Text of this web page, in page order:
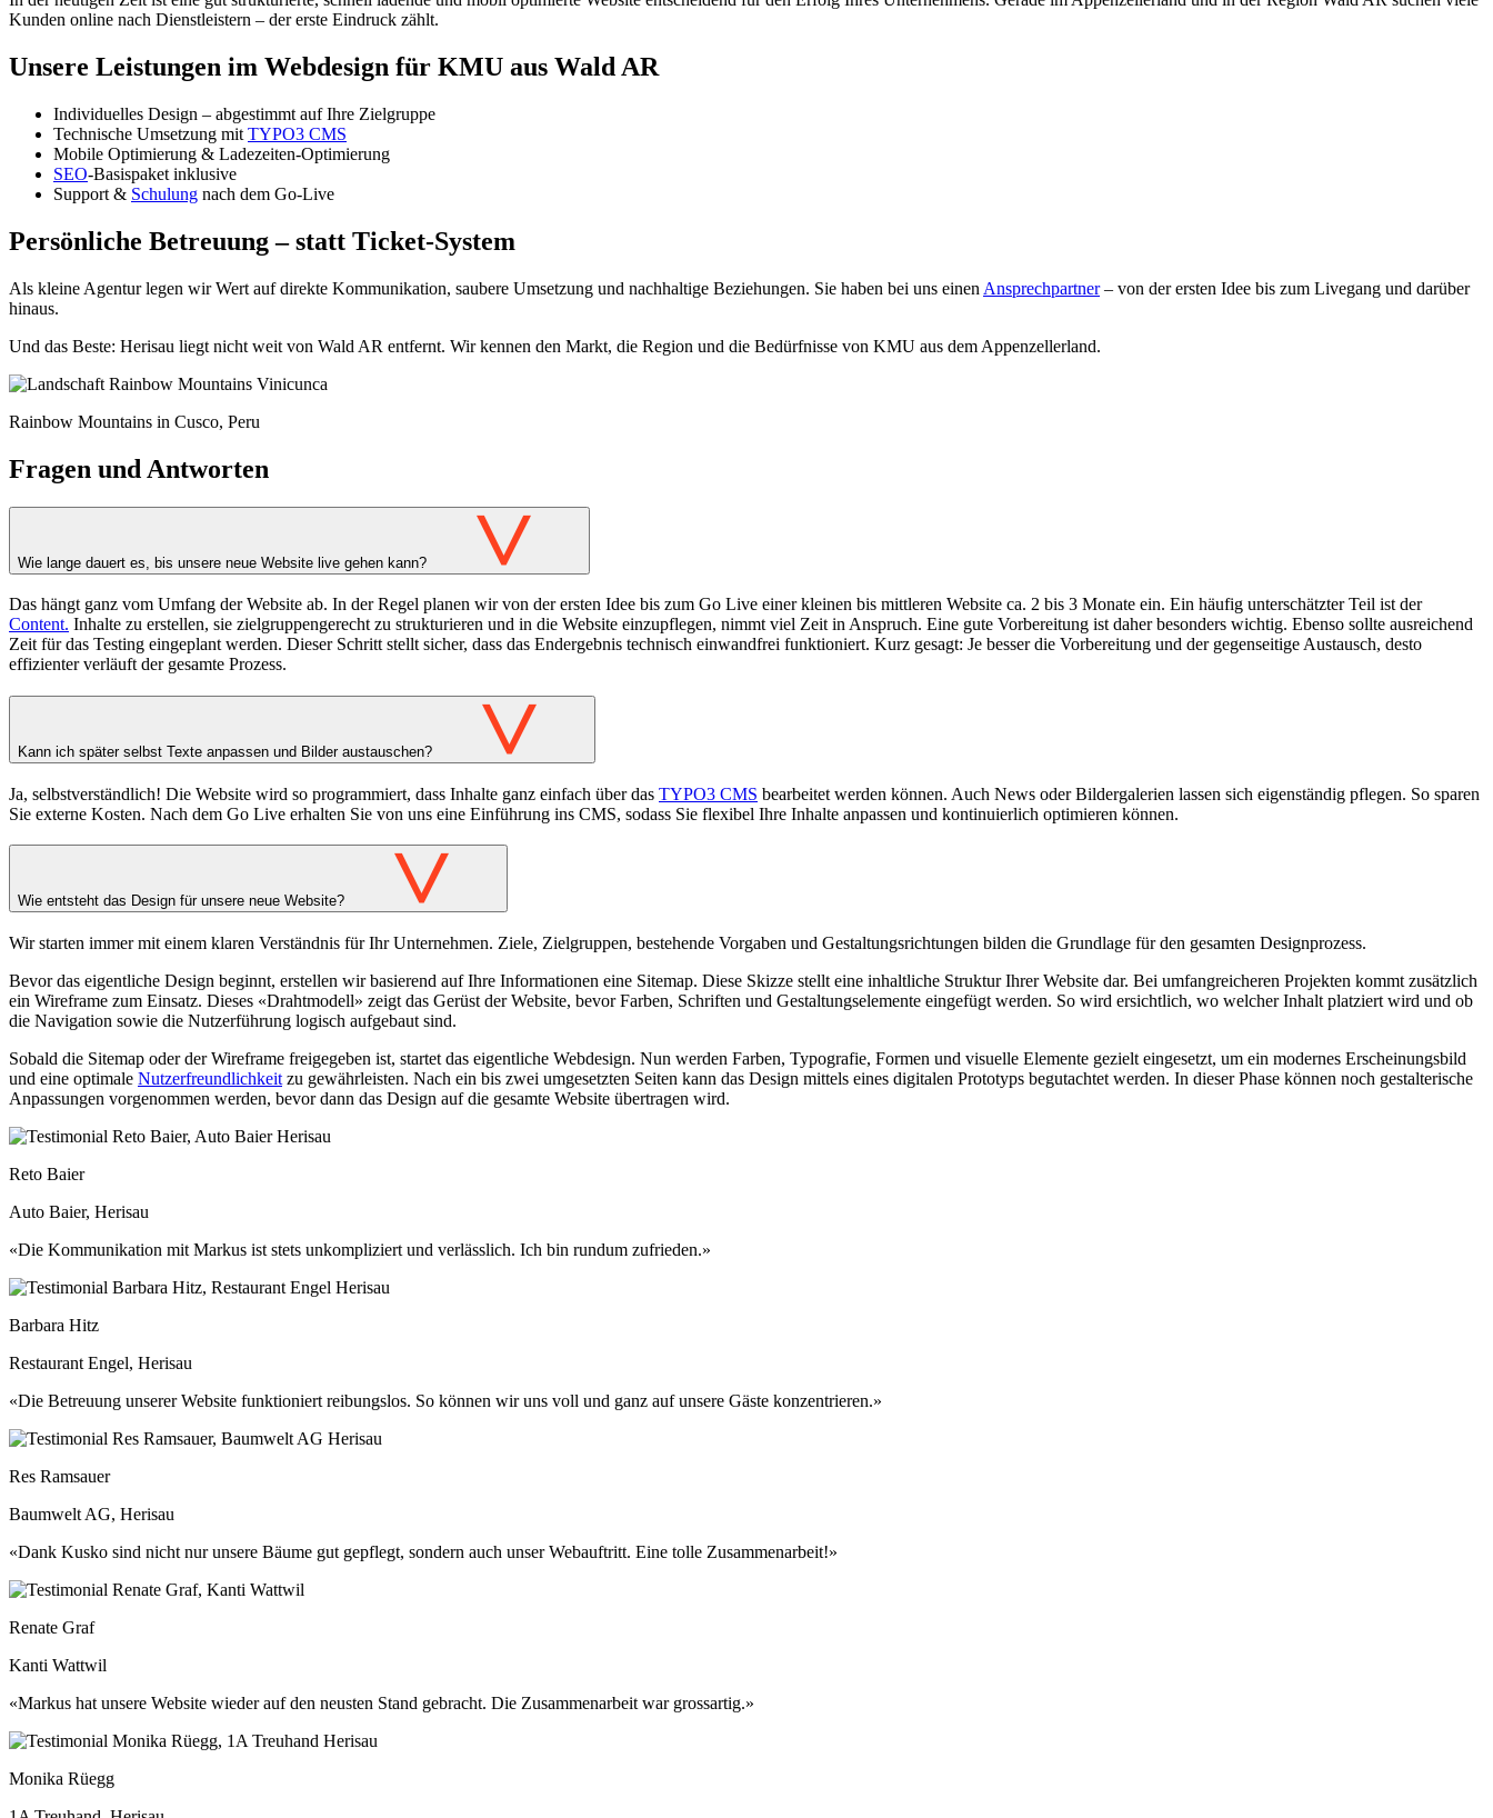
Kunden online nach Dienstleistern – der erste Eindruck zählt.
Unsere Leistungen im Webdesign für KMU aus Wald AR
Individuelles Design – abgestimmt auf Ihre Zielgruppe
Technische Umsetzung mit TYPO3 CMS
Mobile Optimierung & Ladezeiten-Optimierung
SEO-Basispaket inklusive
Support & Schulung nach dem Go-Live
Persönliche Betreuung – statt Ticket-System
Als kleine Agentur legen wir Wert auf direkte Kommunikation, saubere Umsetzung und nachhaltige Beziehungen. Sie haben bei uns einen Ansprechpartner– von der ersten Idee bis zum Livegang und darüber
hinaus.
Und das Beste: Herisau liegt nicht weit von Wald AR entfernt. Wir kennen den Markt, die Region und die Bedürfnisse von KMU aus dem Appenzellerland.
Rainbow Mountains in Cusco, Peru
Fragen und Antworten
Wie lange dauert es, bis unsere neue Website live gehen kann? >
Das hängt ganz vom Umfang der Website ab. In der Regel planen wir von der ersten Idee bis zum Go Live einer kleinen bis mittleren Website ca. 2 bis 3 Monate ein. Ein häufig unterschätzter Teil ist der
Content. Inhalte zu erstellen, sie zielgruppengerecht zu strukturieren und in die Website einzupflegen, nimmt viel Zeit in Anspruch. Eine gute Vorbereitung ist daher besonders wichtig. Ebenso sollte ausreichend
Zeit für das Testing eingeplant werden. Dieser Schritt stellt sicher, dass das Endergebnis technisch einwandfrei funktioniert. Kurz gesagt: Je besser die Vorbereitung und der gegenseitige Austausch, desto
effizienter verläuft der gesamte Prozess.
Kann ich später selbst Texte anpassen und Bilder austauschen? >
Ja, selbstverständlich! Die Website wird so programmiert, dass Inhalte ganz einfach über das TYPO3 CMS bearbeitet werden können. Auch News oder Bildergalerien lassen sich eigenständig pflegen. So sparen
Sie externe Kosten. Nach dem Go Live erhalten Sie von uns eine Einführung ins CMS, sodass Sie flexibel Ihre Inhalte anpassen und kontinuierlich optimieren können.
Wie entsteht das Design für unsere neue Website? >
Wir starten immer mit einem klaren Verständnis für Ihr Unternehmen. Ziele, Zielgruppen, bestehende Vorgaben und Gestaltungsrichtungen bilden die Grundlage für den gesamten Designprozess.
Bevor das eigentliche Design beginnt, erstellen wir basierend auf Ihre Informationen eine Sitemap. Diese Skizze stellt eine inhaltliche Struktur Ihrer Website dar. Bei umfangreicheren Projekten kommt zusätzlich
ein Wireframe zum Einsatz. Dieses «Drahtmodell» zeigt das Gerüst der Website, bevor Farben, Schriften und Gestaltungselemente eingefügt werden. So wird ersichtlich, wo welcher Inhalt platziert wird und ob
die Navigation sowie die Nutzerführung logisch aufgebaut sind.
Sobald die Sitemap oder der Wireframe freigegeben ist, startet das eigentliche Webdesign. Nun werden Farben, Typografie, Formen und visuelle Elemente gezielt eingesetzt, um ein modernes Erscheinungsbild
und eine optimale Nutzerfreundlichkeit zu gewährleisten. Nach ein bis zwei umgesetzten Seiten kann das Design mittels eines digitalen Prototyps begutachtet werden. In dieser Phase können noch gestalterische
Anpassungen vorgenommen werden, bevor dann das Design auf die gesamte Website übertragen wird.
Reto Baier
Auto Baier, Herisau
«Die Kommunikation mit Markus ist stets unkompliziert und verlässlich. Ich bin rundum zufrieden.»
Barbara Hitz
Restaurant Engel, Herisau
«Die Betreuung unserer Website funktioniert reibungslos. So können wir uns voll und ganz auf unsere Gäste konzentrieren.»
Res Ramsauer
Baumwelt AG, Herisau
«Dank Kusko sind nicht nur unsere Bäume gut gepflegt, sondern auch unser Webauftritt. Eine tolle Zusammenarbeit!»
Renate Graf
Kanti Wattwil
«Markus hat unsere Website wieder auf den neusten Stand gebracht. Die Zusammenarbeit war grossartig.»
Monika Rüegg